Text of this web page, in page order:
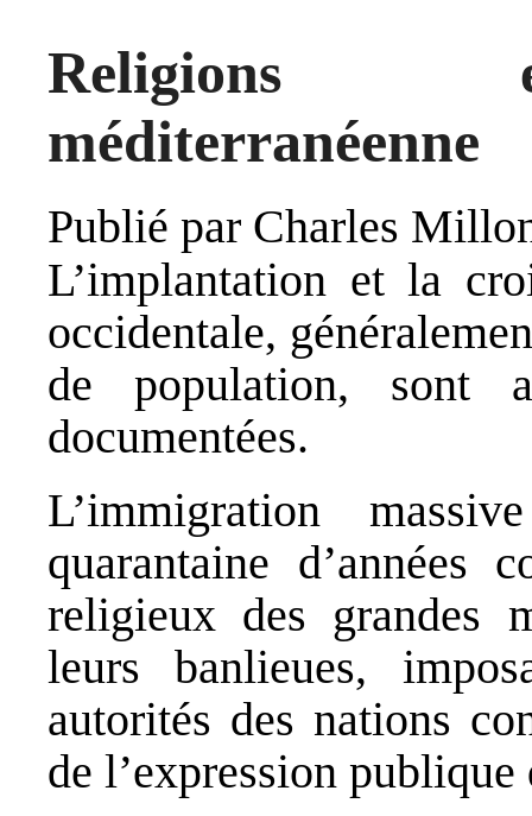
Religions
méditerranéenne
Publié par Charles
L’implantation et la
occidentale,
de population, sont
documentées.
L’immigration
quarantaine d’années
religieux des grandes
leurs banlieues,
autorités des nations
de l’expression